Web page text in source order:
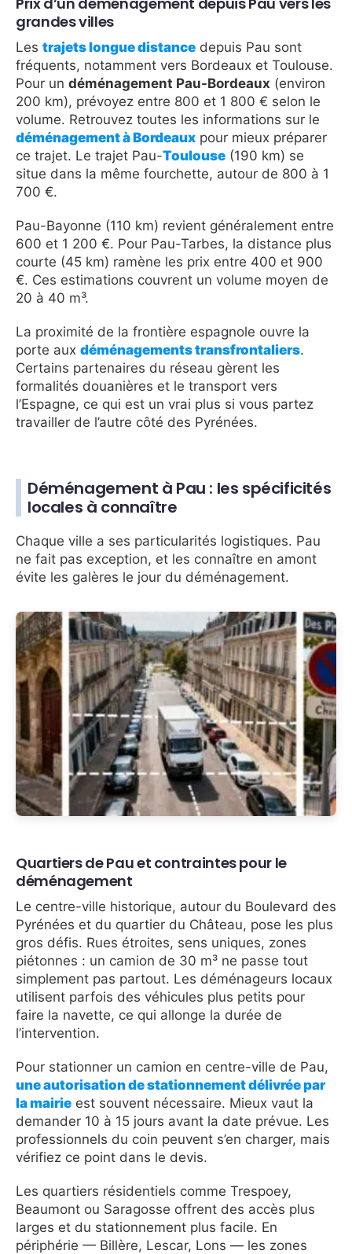
grandes villes
Les trajets longue distance depuis Pau sont
fréquents, notamment vers Bordeaux et Toulouse.
Pour un déménagement Pau-Bordeaux (environ
200 km), prévoyez entre 800 et 1 800 € selon le
volume. Retrouvez toutes les informations sur le
déménagement à Bordeaux pour mieux préparer
ce trajet. Le trajet Pau-Toulouse (190 km) se
situe dans la même fourchette, autour de 800 à 1
700 €.
Pau-Bayonne (110 km) revient généralement entre
600 et 1 200 €. Pour Pau-Tarbes, la distance plus
courte (45 km) ramène les prix entre 400 et 900
€. Ces estimations couvrent un volume moyen de
20 à 40 m³.
La proximité de la frontière espagnole ouvre la
porte aux déménagements transfrontaliers.
Certains partenaires du réseau gèrent les
formalités douanières et le transport vers
l’Espagne, ce qui est un vrai plus si vous partez
travailler de l’autre côté des Pyrénées.
Déménagement à Pau : les spécificités
locales à connaître
Chaque ville a ses particularités logistiques. Pau
ne fait pas exception, et les connaître en amont
évite les galères le jour du déménagement.
Quartiers de Pau et contraintes pour le
déménagement
Le centre-ville historique, autour du Boulevard des
Pyrénées et du quartier du Château, pose les plus
gros défis. Rues étroites, sens uniques, zones
piétonnes : un camion de 30 m³ ne passe tout
simplement pas partout. Les déménageurs locaux
utilisent parfois des véhicules plus petits pour
faire la navette, ce qui allonge la durée de
l’intervention.
Pour stationner un camion en centre-ville de Pau,
une autorisation de stationnement délivrée par
la mairie est souvent nécessaire. Mieux vaut la
demander 10 à 15 jours avant la date prévue. Les
professionnels du coin peuvent s’en charger, mais
vérifiez ce point dans le devis.
Les quartiers résidentiels comme Trespoey,
Beaumont ou Saragosse offrent des accès plus
larges et du stationnement plus facile. En
périphérie — Billère, Lescar, Lons — les zones